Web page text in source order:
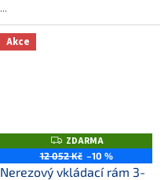
...
Akce
Z
D
A
R
ZDARMA
12 052 Kč –10 %
Nerezový vkládací rám 3-